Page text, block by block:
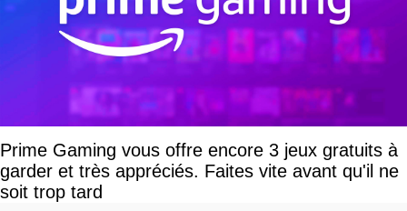
Prime Gaming vous offre encore 3 jeux gratuits à
garder et très appréciés. Faites vite avant qu'il ne
soit trop tard